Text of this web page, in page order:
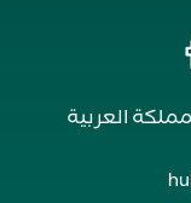
بريد 10076 الرياض 11433 المملكة العربية